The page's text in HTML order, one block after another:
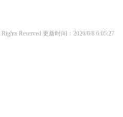
Reserved 更新时间：2026/8/8 6:05:27